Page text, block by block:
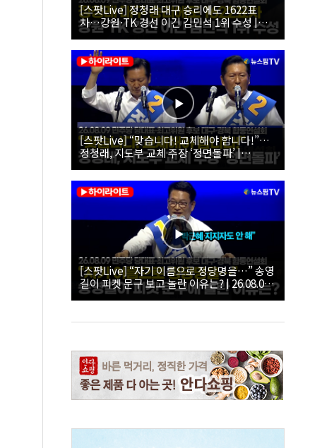
[스팟Live] 정청래 대구 승리에도 1622표
차…강원·TK 경선 이긴 김민석 1위 수성 |
26.08.09 더불어민주당 당대표·최고위원 후
보 대구·경북 합동연설회
[스팟Live] “맞습니다! 교체해야 합니다!”…
정청래, 지도부 교체 주장 ‘정면돌파’ |
26.08.09 더불어민주당 당대표·최고위원 후
보 대구·경북 합동연설회
[스팟Live] “자기 이름으로 정당명을…” 송영
길이 피켓 문구 보고 놀란 이유는? | 26.08.09
더불어민주당 당대표·최고위원 후보 대구·경